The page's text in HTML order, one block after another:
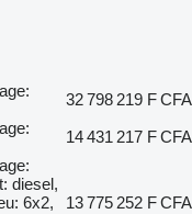
32 798 219 F CFA
14 431 217 F CFA
diesel,
6x2,
13 775 252 F CFA